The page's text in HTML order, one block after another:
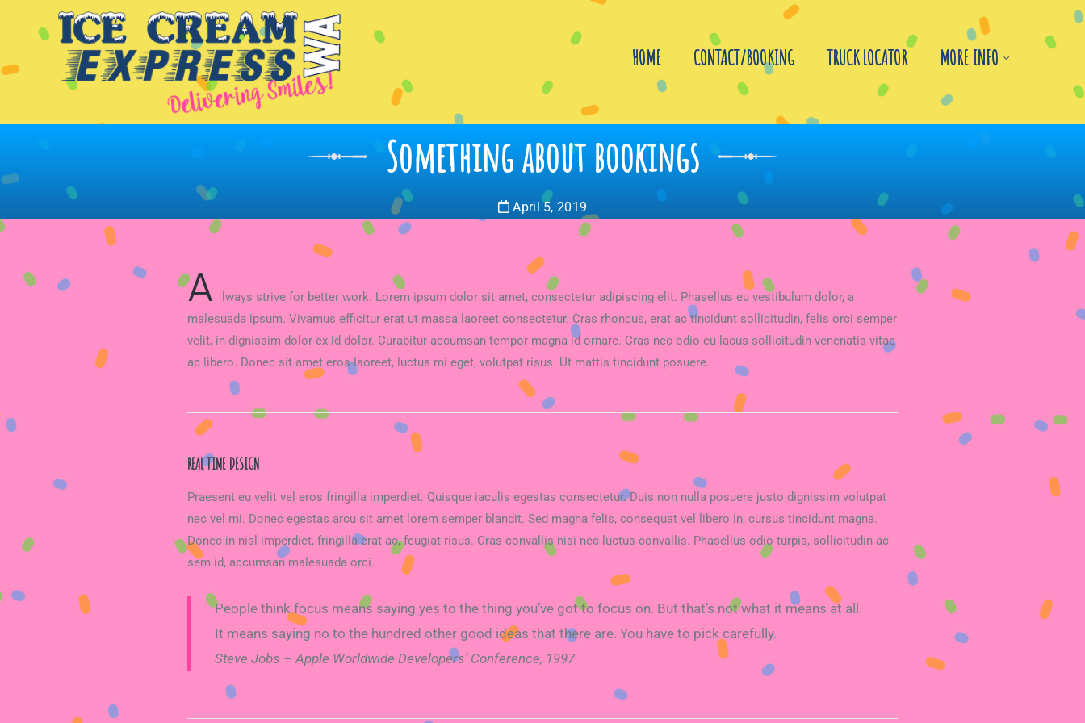
HOME CONTACT/BOOKING TRUCK LOCATOR MORE INFO
Something about bookings
April 5, 2019
A
lways strive for better work. Lorem ipsum dolor sit amet, consectetur adipiscing elit. Phasellus eu vestibulum dolor, a
malesuada ipsum. Vivamus efficitur erat ut massa laoreet consectetur. Cras rhoncus, erat ac tincidunt sollicitudin, felis orci semper
velit, in dignissim dolor ex id dolor. Curabitur accumsan tempor magna id ornare. Cras nec odio eu lacus sollicitudin venenatis vitae
ac libero. Donec sit amet eros laoreet, luctus mi eget, volutpat risus. Ut mattis tincidunt posuere.
REAL TIME DESIGN
Praesent eu velit vel eros fringilla imperdiet. Quisque iaculis egestas consectetur. Duis non nulla posuere justo dignissim volutpat
nec vel mi. Donec egestas arcu sit amet lorem semper blandit. Sed magna felis, consequat vel libero in, cursus tincidunt magna.
Donec in nisl imperdiet, fringilla erat ac, feugiat risus. Cras convallis nisi nec luctus convallis. Phasellus odio turpis, sollicitudin ac
sem id, accumsan malesuada orci.
People think focus means saying yes to the thing you’ve got to focus on. But that’s not what it means at all.
It means saying no to the hundred other good ideas that there are. You have to pick carefully.
Steve Jobs – Apple Worldwide Developers’ Conference, 1997